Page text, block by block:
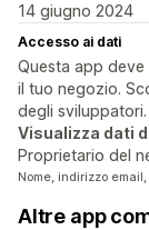
14 giugno 2024
Accesso ai dati
Questa app
il tuo negozio.
degli sviluppatori.
Visualizza dati
Proprietario del
Nome, indirizzo
Altre app